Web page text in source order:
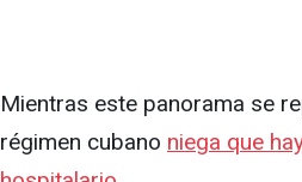
Mientras este panorama se
régimen cubano niega que